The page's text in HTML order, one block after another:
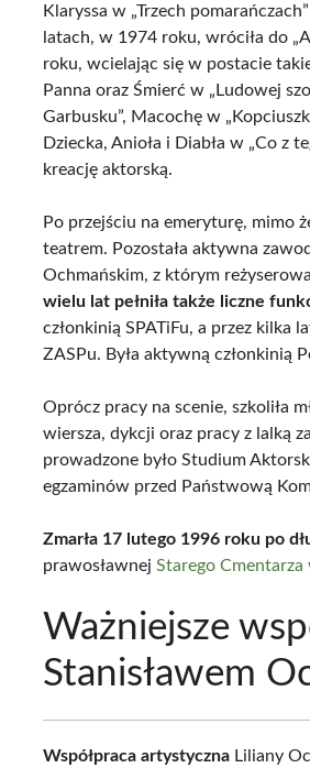
Klaryssa w „Trzech
latach, w 1974 roku, wróciła do
roku, wcielając się w postacie
Panna oraz Śmierć w „Ludowej
Garbusku”, Macochę w
Dziecka, Anioła i Diabła w „Co z
kreację aktorską.
Po przejściu na emeryturę, mimo
teatrem. Pozostała aktywna
Ochmańskim, z którym
wielu lat pełniła także liczne
członkinią SPATiFu, a przez kilka
ZASPu. Była aktywną członkinią
Oprócz pracy na scenie, szkoliła
wiersza, dykcji oraz pracy z lalką
prowadzone było Studium
egzaminów przed Państwową
Zmarła 17 lutego 1996 roku po
prawosławnejStarego Cmentarza
Ważniejsze
Stanisławem
Współpraca artystyczna Liliany